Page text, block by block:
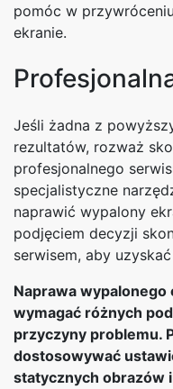
pomóc w
ekranie.
Jeśli żadna z
rezultatów, rozważ
profesjonalnego
specjalistyczne
naprawić wypalony
podjęciem decyzji
serwisem, aby
Naprawa
wymagać różnych
przyczyny problemu.
dostosowywać
statycznych obrazów